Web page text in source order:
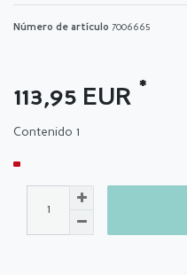
Número de artículo 7006665
113,95 EUR *
Contenido 1